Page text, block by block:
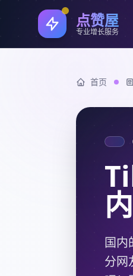
点赞屋
专业增长服务
首页
国内
分网